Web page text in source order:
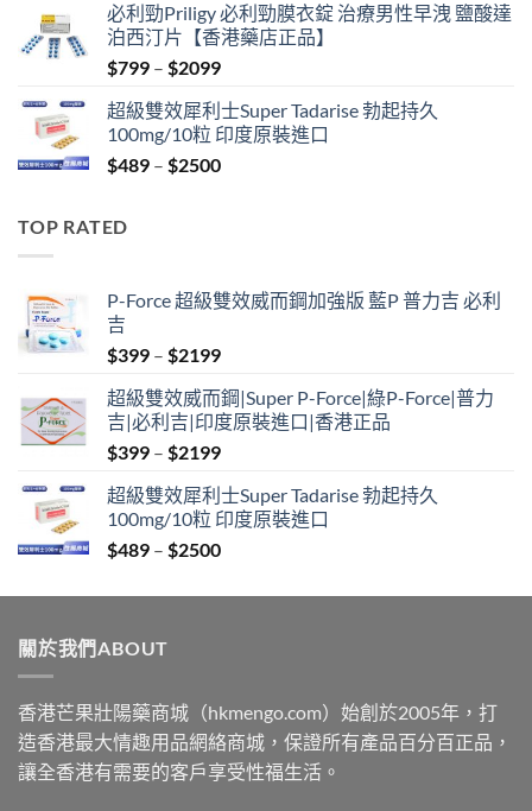
was:
$399.
is:
$369.
必利勁Priligy 必利勁膜衣錠 治療男性早洩 鹽酸達
泊西汀片【香港藥店正品】
$799 – $2099Price
$799
through
$2099
超級雙效犀利士Super Tadarise 勃起持久
100mg/10粒 印度原裝進口
$489 – $2500Price
TOP RATED
P-Force 超級雙效威而鋼加強版 藍P 普力吉 必利
吉
$399 – $2199Price
$399
through
$2199
超級雙效威而鋼|Super P-Force|綠P-Force|普力
吉|必利吉|印度原裝進口|香港正品
$399 – $2199Price
$399
through
$2199
超級雙效犀利士Super Tadarise 勃起持久
100mg/10粒 印度原裝進口
$489 – $2500Price
$489
關於我們ABOUT
香港芒果壯陽藥商城（hkmengo.com）始創於2005年，打
造香港最大情趣用品網絡商城，保證所有產品百分百正品，
讓全香港有需要的客戶享受性福生活。